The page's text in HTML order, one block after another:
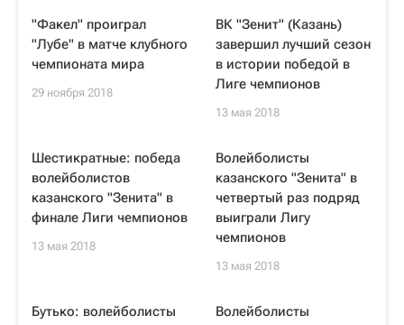
"Факел" проиграл
"Лубе" в матче клубного
чемпионата мира
29 ноября 2018
ВК "Зенит" (Казань)
завершил лучший сезон
в истории победой в
Лиге чемпионов
13 мая 2018
Шестикратные: победа
волейболистов
казанского "Зенита" в
финале Лиги чемпионов
13 мая 2018
Волейболисты
казанского "Зенита" в
четвертый раз подряд
выиграли Лигу
чемпионов
13 мая 2018
Бутько: волейболисты
Волейболисты